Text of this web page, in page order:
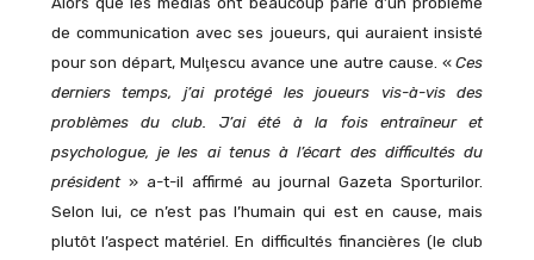
de communication avec ses joueurs, qui auraient insisté
pour son départ, Mulţescu avance une autre cause. «Ces
derniers temps, j’ai protégé les joueurs vis-à-vis des
problèmes du club. J’ai été à la fois entraîneur et
psychologue, je les ai tenus à l’écart des difficultés du
président» a-t-il affirmé au journal Gazeta Sporturilor.
Selon lui, ce n’est pas l’humain qui est en cause, mais
plutôt l’aspect matériel. En difficultés financières (le club